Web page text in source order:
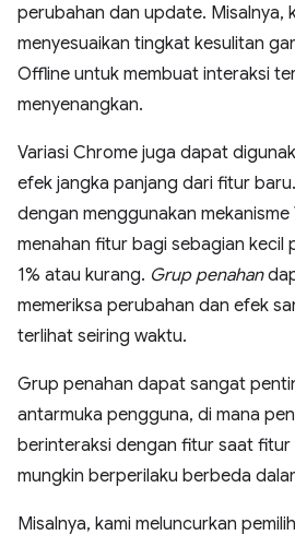
perubahan dan update. Misalnya,
menyesuaikan tingkat kesulitan
Offline untuk membuat interaksi
menyenangkan.
Variasi Chrome juga dapat
efek jangka panjang dari fitur
dengan menggunakan
menahan fitur bagi sebagian kecil
1% atau kurang. Grup penahan
memeriksa perubahan dan efek
terlihat seiring waktu.
Grup penahan dapat sangat
antarmuka pengguna, di mana
berinteraksi dengan fitur saat
mungkin berperilaku berbeda
Misalnya, kami meluncurkan